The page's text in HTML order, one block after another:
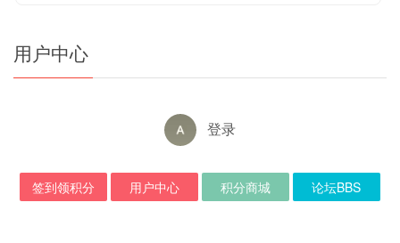
用户中心
登录
签到领积分 用户中心 积分商城 论坛BBS